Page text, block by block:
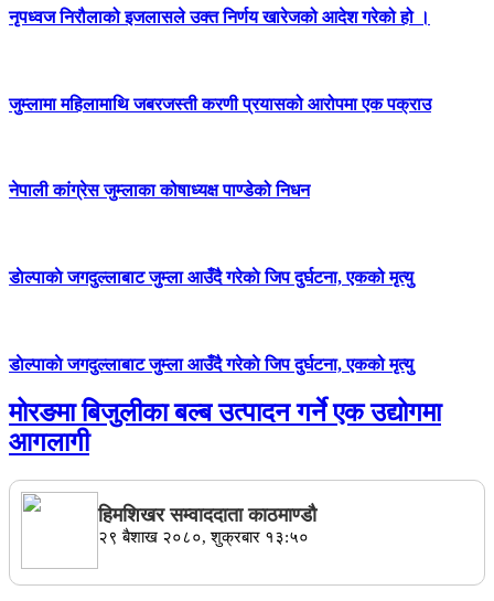
नृपध्वज निरौलाको इजलासले उक्त निर्णय खारेजको आदेश गरेको हो ।
जुम्लामा महिलामाथि जबरजस्ती करणी प्रयासको आरोपमा एक पक्राउ
नेपाली कांग्रेस जुम्लाका कोषाध्यक्ष पाण्डेको निधन
डाेल्पाकाे जगदुल्लाबाट जुम्ला आउँदै गरेकाे जिप दुर्घटना, एकको मृत्यु
डाेल्पाकाे जगदुल्लाबाट जुम्ला आउँदै गरेकाे जिप दुर्घटना, एकको मृत्यु
मोरङमा बिजुलीका बल्ब उत्पादन गर्ने एक उद्योगमा
आगलागी
हिमशिखर सम्वाददाता काठमाण्डौ
२९ बैशाख २०८०, शुक्रबार १३:५०